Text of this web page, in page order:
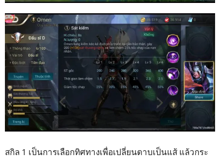
สกิล 1 เป็นการเลือกทิศทางเพื่อเปลี่ยนดาบเป็นแส้ แล้วกระ